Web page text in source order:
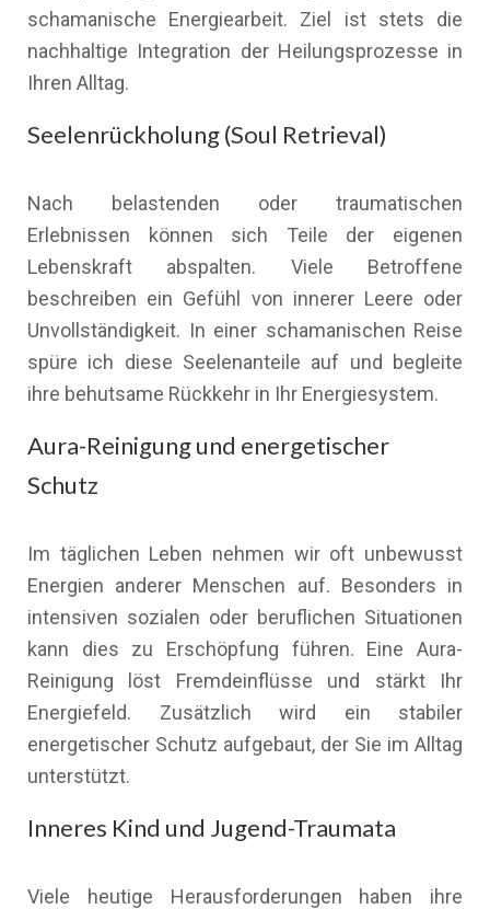
schamanische Energiearbeit. Ziel ist stets die
nachhaltige Integration der Heilungsprozesse in
Ihren Alltag.
Seelenrückholung (Soul Retrieval)
Nach belastenden oder traumatischen
Erlebnissen können sich Teile der eigenen
Lebenskraft abspalten. Viele Betroffene
beschreiben ein Gefühl von innerer Leere oder
Unvollständigkeit. In einer schamanischen Reise
spüre ich diese Seelenanteile auf und begleite
ihre behutsame Rückkehr in Ihr Energiesystem.
Aura-Reinigung und energetischer
Schutz
Im täglichen Leben nehmen wir oft unbewusst
Energien anderer Menschen auf. Besonders in
intensiven sozialen oder beruflichen Situationen
kann dies zu Erschöpfung führen. Eine Aura-
Reinigung löst Fremdeinflüsse und stärkt Ihr
Energiefeld. Zusätzlich wird ein stabiler
energetischer Schutz aufgebaut, der Sie im Alltag
unterstützt.
Inneres Kind und Jugend-Traumata
Viele heutige Herausforderungen haben ihre